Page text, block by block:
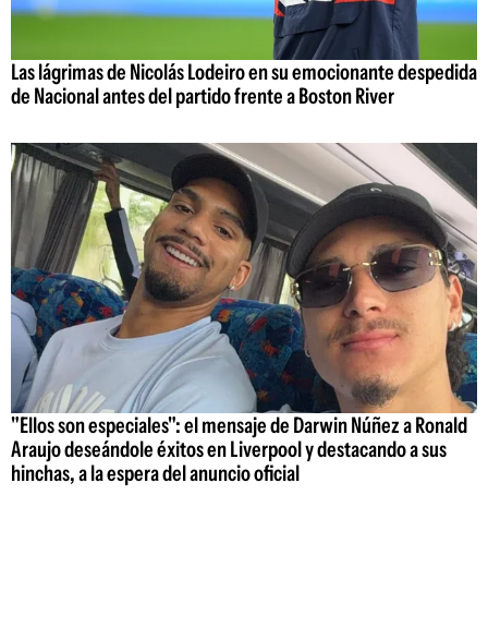
Las lágrimas de Nicolás Lodeiro en su emocionante despedida
de Nacional antes del partido frente a Boston River
"Ellos son especiales": el mensaje de Darwin Núñez a Ronald
Araujo deseándole éxitos en Liverpool y destacando a sus
hinchas, a la espera del anuncio oficial